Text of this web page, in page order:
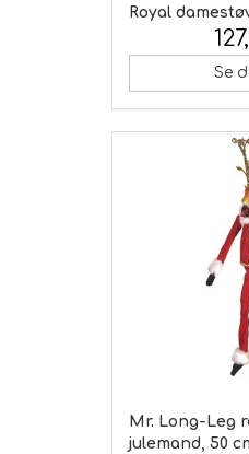
Royal
Se
Mr. Long-Leg
julemand, 50